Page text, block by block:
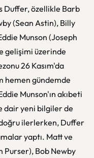
Duffer, özellikle Barb
(Sean Astin), Billy
Munson (Joseph
gelişimi üzerinde
26 Kasım'da
hemen gündemde
Munson'ın akıbeti
dair yeni bilgiler de
ilerlerken, Duffer
yaptı. Matt ve
Purser), Bob Newby